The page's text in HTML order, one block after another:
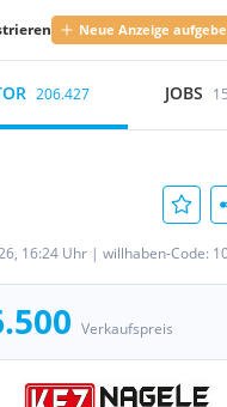
Neue Anzeige
206.427 JOBS
16:24 Uhr | willhaben-Code:
Verkaufspreis